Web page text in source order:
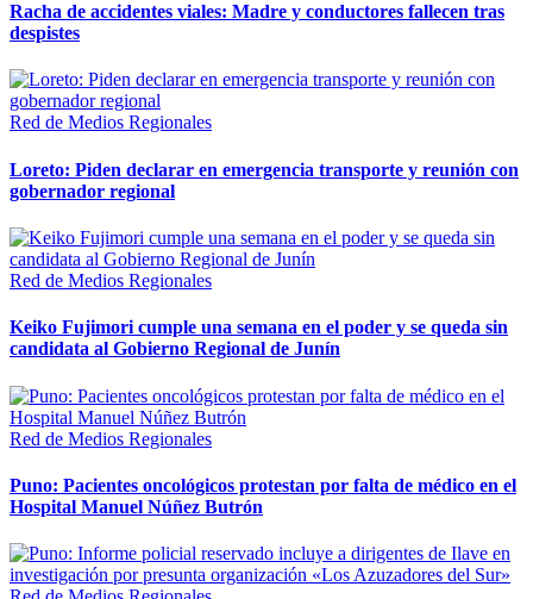
Racha de accidentes viales: Madre y conductores fallecen tras
despistes
Red de Medios Regionales
Loreto: Piden declarar en emergencia transporte y reunión con
gobernador regional
Red de Medios Regionales
Keiko Fujimori cumple una semana en el poder y se queda sin
candidata al Gobierno Regional de Junín
Red de Medios Regionales
Puno: Pacientes oncológicos protestan por falta de médico en el
Hospital Manuel Núñez Butrón